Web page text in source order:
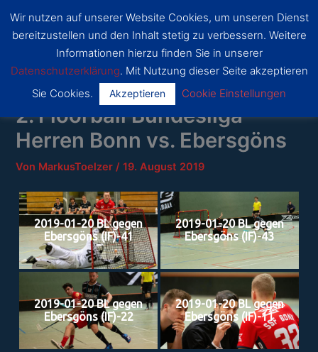
Inhalt
springen
SSF
Dragons
Bonn
Main
Menu
2. Floorball Bundesliga
Herren Bonn vs. Ebersgöns
Von MarkusToelzer/19. August 2019
2019-01-20 BL gegen
Ebersgöns (IF)-41
2019-01-20 BL gegen
Ebersgöns (IF)-43
2019-01-20 BL gegen
Ebersgöns (IF)-22
2019-01-20 BL gegen
Ebersgöns (IF)-11
Wir nutzen auf unserer Website Cookies, um unseren Dienst
bereitzustellen und den Inhalt stetig zu verbessern. Weitere
Informationen hierzu finden Sie in unserer
Datenschutzerklärung. Mit Nutzung dieser Seite akzeptieren
Sie Cookies.
Akzeptieren Cookie Einstellungen